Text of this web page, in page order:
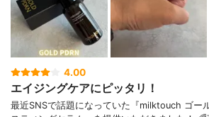
4.00
エイジングケアにピッタリ！
最近SNSで話題になっていた『milktouch ゴー